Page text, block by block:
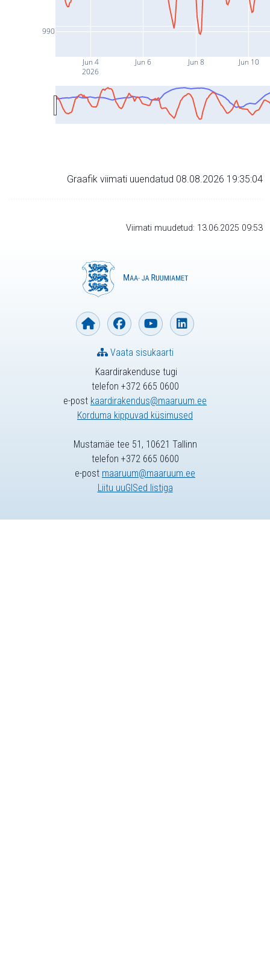
Jun 4
2026
Jun 6 Jun 8 Jun 10
990
Graafik viimati uuendatud 08.08.2026 19:35:04
Viimati muudetud: 13.06.2025 09:53
Kaardirakenduse tugi
telefon +372 665 0600
e-post kaardirakendus@maaruum.ee
Korduma kippuvad küsimused
Vaata sisukaarti
Mustamäe tee 51, 10621 Tallinn
telefon +372 665 0600
e-post maaruum@maaruum.ee
Liitu uuGISed listiga